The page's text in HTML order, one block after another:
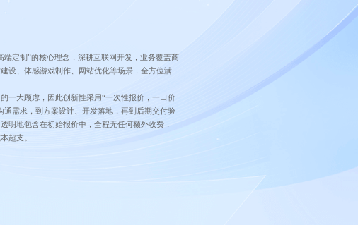
端定制”的核心理念，深耕互联网开发，业务覆盖商
设、体感游戏制作、网站优化等场景，全方位满
一大顾虑，因此创新性采用“一次性报价，一口价
通需求，到方案设计、开发落地，再到后期交付验
明地包含在初始报价中，全程无任何额外收费，
超支。